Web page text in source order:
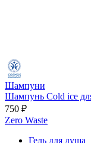
Шампуни
Шампунь Cold ice
750 ₽
Zero Waste
Гель для душа